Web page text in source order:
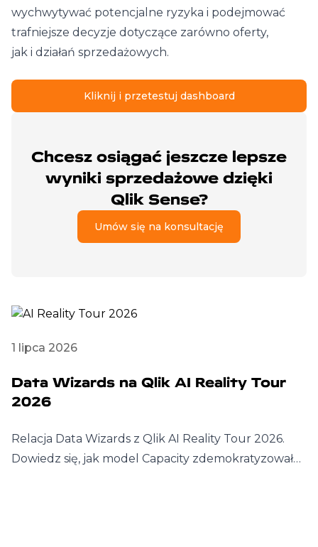
wychwytywać potencjalne ryzyka i podejmować
trafniejsze decyzje dotyczące zarówno oferty,
jak i działań sprzedażowych.
Kliknij i przetestuj dashboard
Chcesz osiągać jeszcze lepsze
wyniki sprzedażowe dzięki
Qlik Sense?
Umów się na konsultację
1 lipca 2026
Data Wizards na Qlik AI Reality Tour
2026
Relacja Data Wizards z Qlik AI Reality Tour 2026.
Dowiedz się, jak model Capacity zdemokratyzował…